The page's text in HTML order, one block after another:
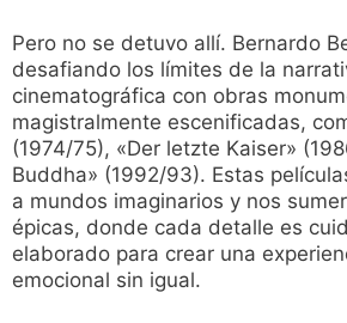
Pero no se detuvo allí. Bernardo
desafiando los límites de la
cinematográfica con obras
magistralmente escenificadas,
(1974/75), «Der letzte Kaiser»
Buddha» (1992/93). Estas
a mundos imaginarios y nos
épicas, donde cada detalle es
elaborado para crear una
emocional sin igual.